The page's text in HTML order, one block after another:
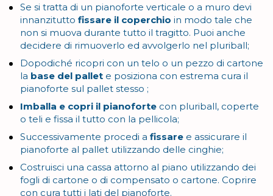
Se si tratta di un pianoforte verticale o a muro devi
innanzitutto fissare il coperchio in modo tale che
non si muova durante tutto il tragitto. Puoi anche
decidere di rimuoverlo ed avvolgerlo nel pluriball;
Dopodiché ricopri con un telo o un pezzo di cartone
la base del pallet e posiziona con estrema cura il
pianoforte sul pallet stesso ;
Imballa e copri il pianoforte con pluriball, coperte
o teli e fissa il tutto con la pellicola;
Successivamente procedi a fissare e assicurare il
pianoforte al pallet utilizzando delle cinghie;
Costruisci una cassa attorno al piano utilizzando dei
fogli di cartone o di compensato o cartone. Coprire
con cura tutti i lati del pianoforte.